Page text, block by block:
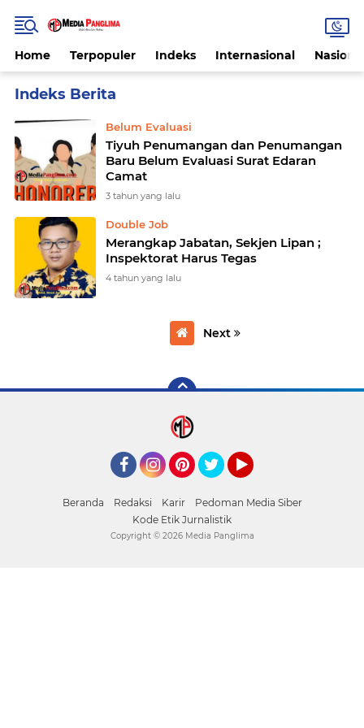
Home Terpopuler Indeks Internasional
Belum Evaluasi
Tiyuh Penumangan dan Penumangan
Baru Belum Evaluasi Surat Edaran
Camat
3 tahun yang lalu
Double Job
Merangkap Jabatan, Sekjen Lipan ;
Inspektorat Harus Tegas
4 tahun yang lalu
Next
Beranda Redaksi Karir
Pedoman Media Siber
Kode Etik Jurnalistik
Copyright © 2026 Media Panglima